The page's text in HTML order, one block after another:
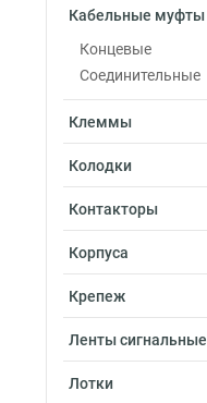
Кабельные муфты
Концевые
Соединительные
Клеммы
Колодки
Контакторы
Корпуса
Крепеж
Ленты сигнальные
Лотки